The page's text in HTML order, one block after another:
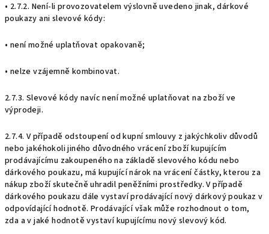
• 2.7.2. Není-li provozovatelem výslovně uvedeno jinak, dárkové
poukazy ani slevové kódy:
• není možné uplatňovat opakovaně;
• nelze vzájemně kombinovat.
2.7.3. Slevové kódy navíc není možné uplatňovat na zboží ve
výprodeji.
2.7.4. V případě odstoupení od kupní smlouvy z jakýchkoliv důvodů
nebo jakéhokoli jiného důvodného vrácení zboží kupujícím
prodávajícímu zakoupeného na základě slevového kódu nebo
dárkového poukazu, má kupující nárok na vrácení částky, kterou za
nákup zboží skutečně uhradil peněžními prostředky. V případě
dárkového poukazu dále vystaví prodávající nový dárkový poukaz v
odpovídající hodnotě. Prodávající však může rozhodnout o tom,
zda a v jaké hodnotě vystaví kupujícímu nový slevový kód.